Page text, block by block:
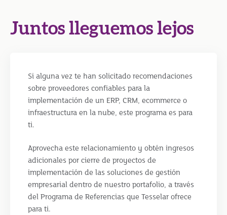
Juntos lleguemos lejos
Si alguna vez te han solicitado recomendaciones
sobre proveedores confiables para la
implementación de un ERP, CRM, ecommerce o
infraestructura en la nube, este programa es para
ti.
Aprovecha este relacionamiento y obtén ingresos
adicionales por cierre de proyectos de
implementación de las soluciones de gestión
empresarial dentro de nuestro portafolio, a través
del Programa de Referencias que Tesselar ofrece
para ti.